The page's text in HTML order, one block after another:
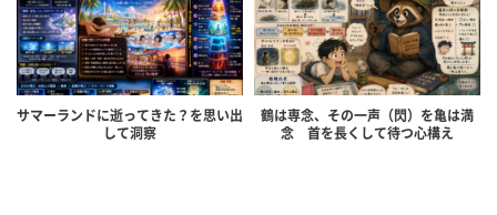
サマーランドに逝ってきた？を思い出
して洞察
鶴は専念、その一声（閃）を亀は満
念 首を長くして待つ心構え